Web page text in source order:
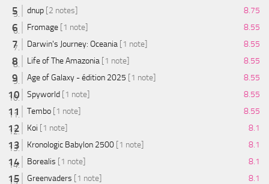
dnup [2 notes]
8.75
Fromage [1 note]
8.55
Darwin's Journey: Oceania [1 note]
8.55
Life of The Amazonia [1 note]
8.55
Age of Galaxy - édition 2025 [1 note]
8.55
Spyworld [1 note]
8.55
Tembo [1 note]
8.55
Koi [1 note]
8.1
Kronologic Babylon 2500 [1 note]
8.1
Borealis [1 note]
8.1
Greenvaders [1 note]
8.1